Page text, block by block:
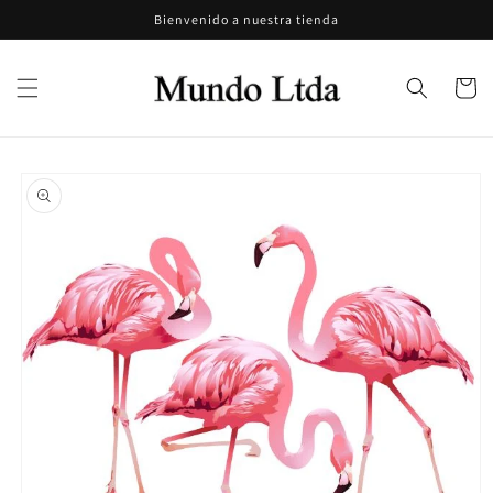
al contenido
Bienvenido a nuestra tienda
Carrito
a la
información